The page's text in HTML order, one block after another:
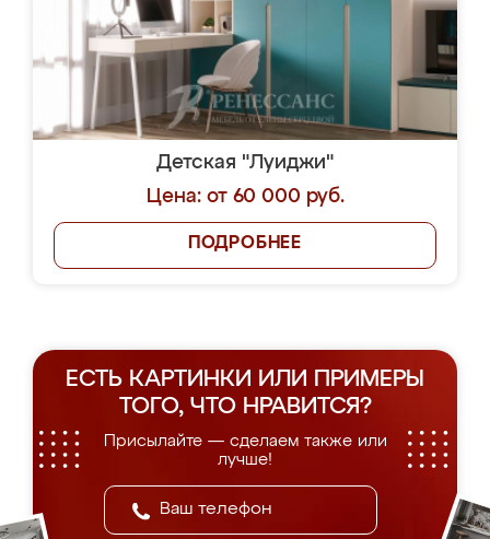
Детская "Луиджи"
Цена: от 60 000 руб.
ПОДРОБНЕЕ
ЕСТЬ КАРТИНКИ ИЛИ ПРИМЕРЫ
ТОГО, ЧТО НРАВИТСЯ?
Присылайте — сделаем также или
лучше!